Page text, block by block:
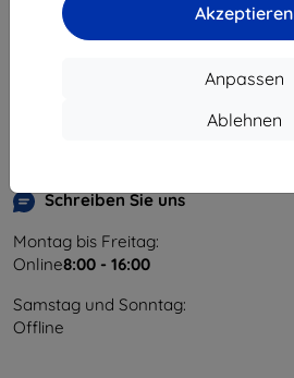
Akzeptieren
Anpassen
Ablehnen
Unternehmens-ID:
46701494
USt-IdNr.:SK2023549671
Schreiben Sie uns
Montag bis Freitag:
Online8:00 - 16:00
Samstag und Sonntag:
Offline